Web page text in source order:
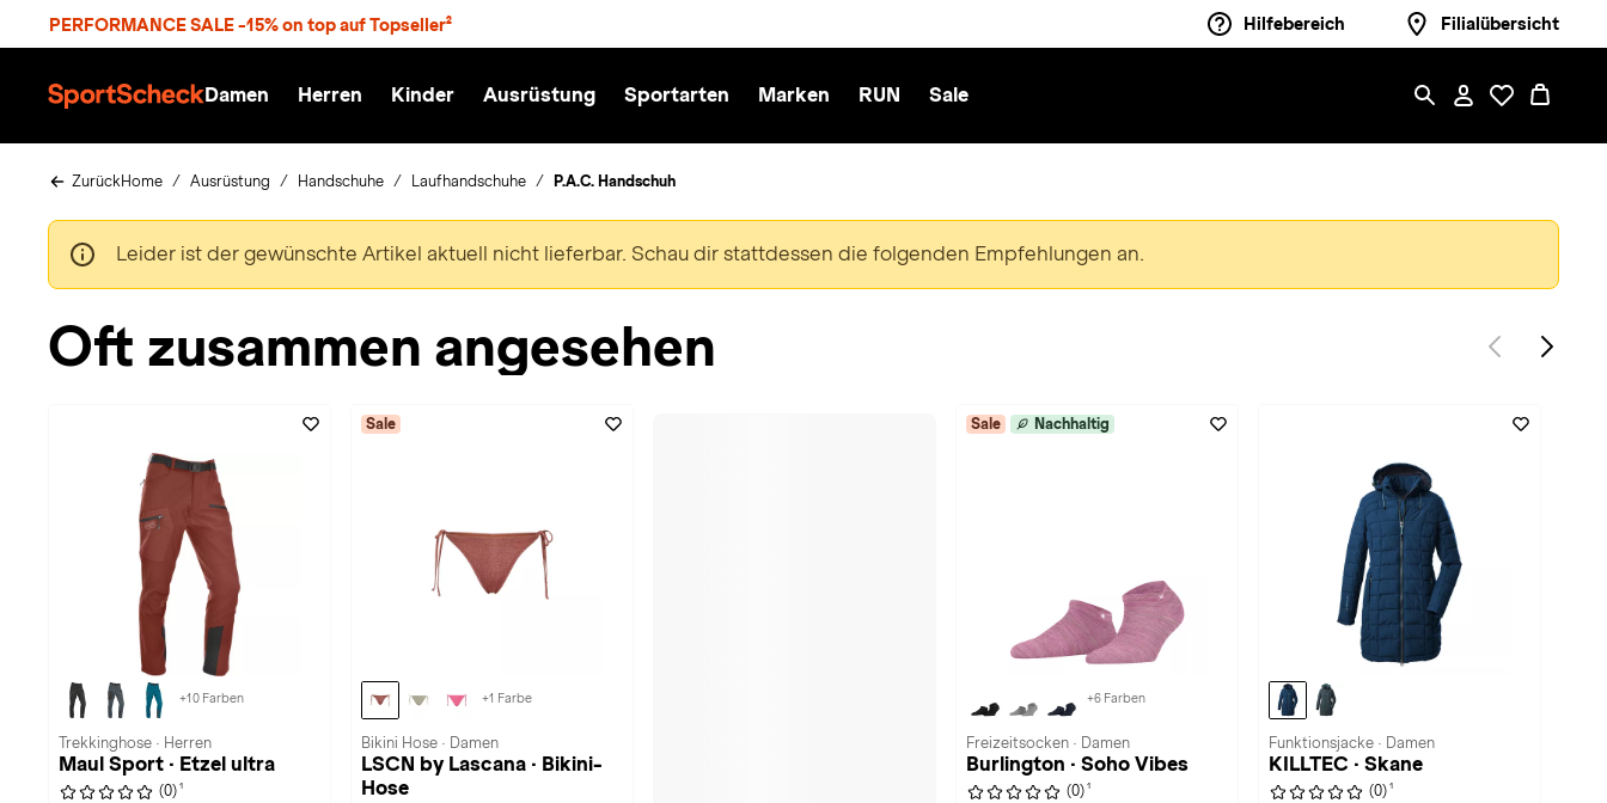
PERFORMANCE SALE -15% on top auf Topseller² Hilfebereich Filialübersicht
S
e
Damen Herren Kinder Ausrüstung Sportarten Marken RUN Sale
ZurückHome Ausrüstung Handschuhe Laufhandschuhe P.A.C. Handschuh
Leider ist der gewünschte Artikel aktuell nicht lieferbar. Schau dir stattdessen die folgenden Empfehlungen an.
Oft zusammen angesehen
+10 Farben
Trekkinghose · Herren
Maul Sport · Etzel ultra
(0) 1
Sale
+1 Farbe
Bikini Hose · Damen
LSCN by Lascana · Bikini-
Hose
Sale Nachhaltig
+6 Farben
Freizeitsocken · Damen
Burlington · Soho Vibes
(0) 1
Funktionsjacke · Damen
KILLTEC · Skane
(0) 1